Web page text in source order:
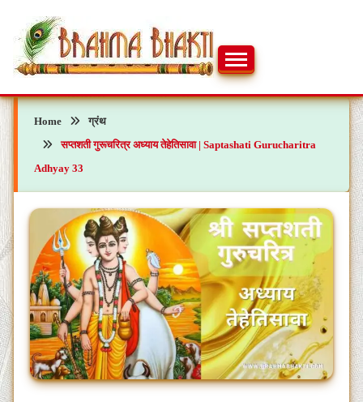
content
ब्रह्मभक्ती
Home
ग्रंथ
सप्तशती गुरूचरित्र अध्याय तेहेतिसावा | Saptashati Gurucharitra
Adhyay 33